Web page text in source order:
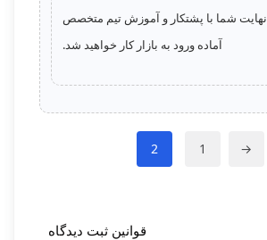
نهایت شما با پشتکار و آموزش تیم متخصص
آماده ورود به بازار کار خواهید شد.
→
1
2
قوانین ثبت دیدگاه